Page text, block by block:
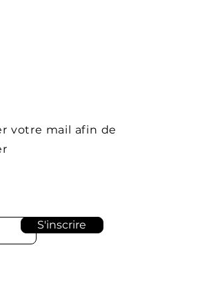
votre mail afin de
S'inscrire